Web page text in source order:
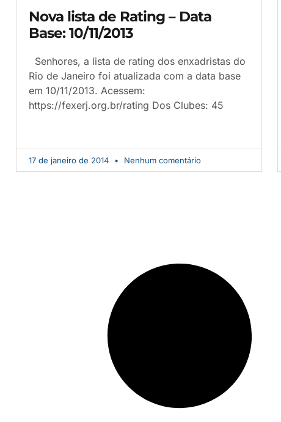
Nova lista de Rating – Data
Base: 10/11/2013
Senhores, a lista de rating dos enxadristas do
Rio de Janeiro foi atualizada com a data base
em 10/11/2013. Acessem:
https://fexerj.org.br/rating Dos Clubes: 45
17 de janeiro de 2014 Nenhum comentário